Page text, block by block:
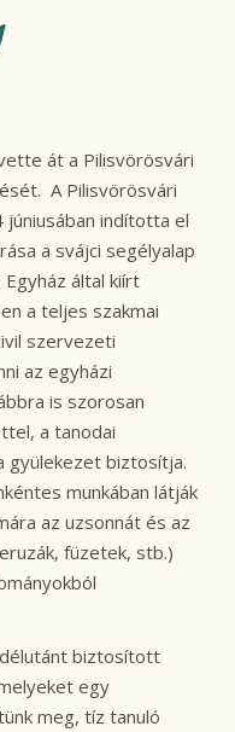
át a Pilisvörösvári
A Pilisvörösvári
indította el
a svájci segélyalap
által kiírt
a teljes szakmai
szervezeti
az egyházi
is szorosan
a tanodai
gyülekezet biztosítja.
munkában látják
az uzsonnát és az
füzetek, stb.)
biztosított
egy
meg, tíz tanuló